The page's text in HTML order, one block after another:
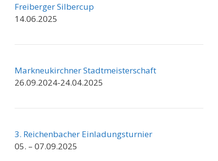
Freiberger Silbercup
14.06.2025
Markneukirchner Stadtmeisterschaft
26.09.2024-24.04.2025
3. Reichenbacher Einladungsturnier
05. – 07.09.2025